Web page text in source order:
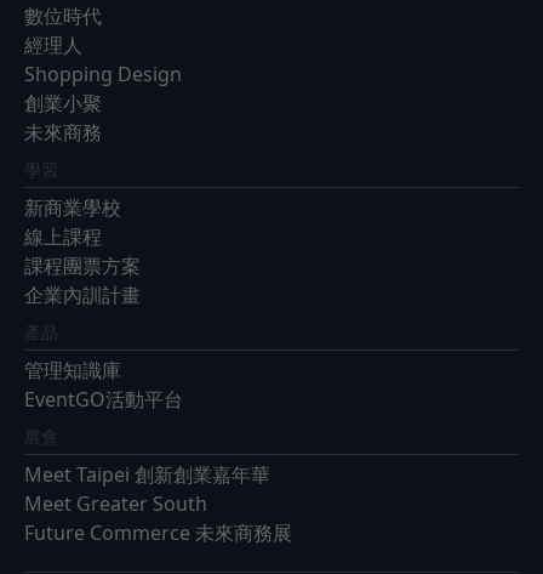
數位時代
經理人
Shopping Design
創業小聚
未來商務
學習
新商業學校
線上課程
課程團票方案
企業內訓計畫
產品
管理知識庫
EventGO活動平台
展會
Meet Taipei 創新創業嘉年華
Meet Greater South
Future Commerce 未來商務展